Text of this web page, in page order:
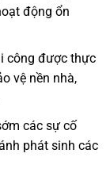
động ổn
công được thực
vệ nền nhà,
các sự cố
phát sinh các